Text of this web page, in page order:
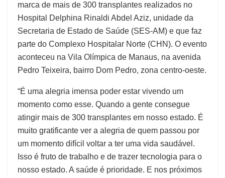
marca de mais de 300 transplantes realizados no
Hospital Delphina Rinaldi Abdel Aziz, unidade da
Secretaria de Estado de Saúde (SES-AM) e que faz
parte do Complexo Hospitalar Norte (CHN). O evento
aconteceu na Vila Olímpica de Manaus, na avenida
Pedro Teixeira, bairro Dom Pedro, zona centro-oeste.
“É uma alegria imensa poder estar vivendo um
momento como esse. Quando a gente consegue
atingir mais de 300 transplantes em nosso estado. É
muito gratificante ver a alegria de quem passou por
um momento difícil voltar a ter uma vida saudável.
Isso é fruto de trabalho e de trazer tecnologia para o
nosso estado. A saúde é prioridade. E nos próximos